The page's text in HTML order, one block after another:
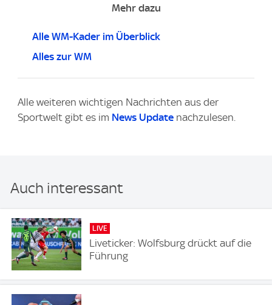
Mehr dazu
Alle WM-Kader im Überblick
Alles zur WM
Alle weiteren wichtigen Nachrichten aus der
Sportwelt gibt es im News Update nachzulesen.
Auch interessant
LIVE
Liveticker: Wolfsburg drückt auf die
Führung